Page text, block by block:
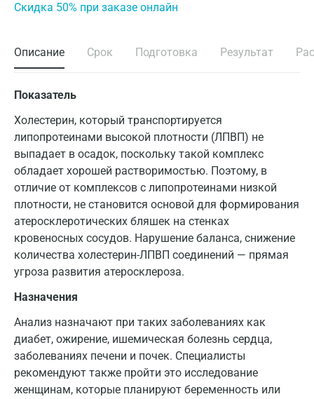
Cкидка 50% при заказе онлайн
Описание Срок Подготовка Результат
Показатель
Холестерин, который транспортируется
липопротеинами высокой плотности (ЛПВП) не
выпадает в осадок, поскольку такой комплекс
обладает хорошей растворимостью. Поэтому, в
отличие от комплексов с липопротеинами низкой
плотности, не становится основой для формирования
атеросклеротических бляшек на стенках
кровеносных сосудов. Нарушение баланса, снижение
количества холестерин-ЛПВП соединений — прямая
угроза развития атеросклероза.
Назначения
Анализ назначают при таких заболеваниях как
диабет, ожирение, ишемическая болезнь сердца,
заболеваниях печени и почек. Специалисты
рекомендуют также пройти это исследование
женщинам, которые планируют беременность или